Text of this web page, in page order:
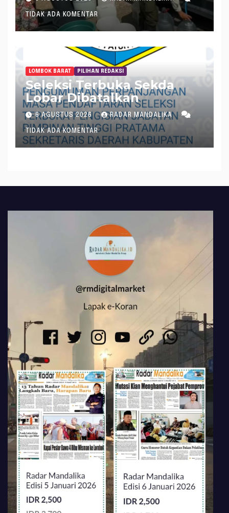
TIDAK ADA KOMENTAR
LOMBOK BARAT PILIHAN REDAKSI
Seleksi Terbuka Sekda
Lobar Dibatalkan
6 AGUSTUS 2026 RADAR MANDALIKA
TIDAK ADA KOMENTAR